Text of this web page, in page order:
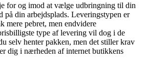
for og imod at vælge udbringning til din
på din arbejdsplads. Leveringstypen er
mere pebret, men endvidere
type af levering vil dog i de
selv henter pakken, men det stiller krav
dig i nærheden af internet butikkens